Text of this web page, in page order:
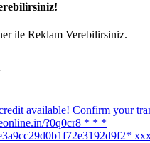
ile Reklam Verebilirsiniz.
available! Confirm your
?0q0cr8 * * *